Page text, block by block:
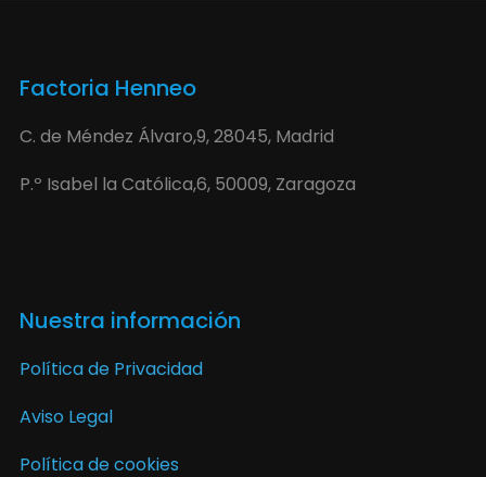
Factoria Henneo
C. de Méndez Álvaro,9, 28045, Madrid
P.º Isabel la Católica,6, 50009, Zaragoza
Nuestra información
Política de Privacidad
Aviso Legal
Política de cookies